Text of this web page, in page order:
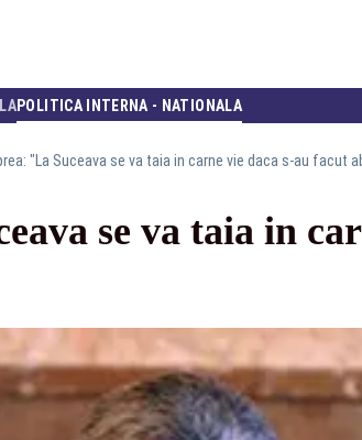
POLITICA INTERNA - NATIONALA
"La Suceava se va taia in carne vie daca s-au facut
se va taia in